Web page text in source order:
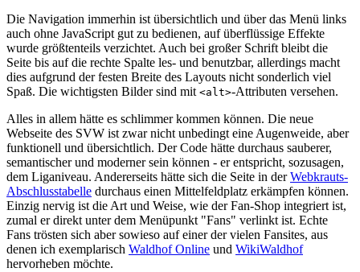
Die Navigation immerhin ist übersichtlich und über das Menü links
auch ohne JavaScript gut zu bedienen, auf überflüssige Effekte
wurde größtenteils verzichtet. Auch bei großer Schrift bleibt die
Seite bis auf die rechte Spalte les- und benutzbar, allerdings macht
dies aufgrund der festen Breite des Layouts nicht sonderlich viel
Spaß. Die wichtigsten Bilder sind mit <alt>-Attributen versehen.
Alles in allem hätte es schlimmer kommen können. Die neue
Webseite des SVW ist zwar nicht unbedingt eine Augenweide, aber
funktionell und übersichtlich. Der Code hätte durchaus sauberer,
semantischer und moderner sein können - er entspricht, sozusagen,
dem Liganiveau. Andererseits hätte sich die Seite in derWebkrauts-
Abschlusstabelle durchaus einen Mittelfeldplatz erkämpfen können.
Einzig nervig ist die Art und Weise, wie der Fan-Shop integriert ist,
zumal er direkt unter dem Menüpunkt "Fans" verlinkt ist. Echte
Fans trösten sich aber sowieso auf einer der vielen Fansites, aus
denen ich exemplarisch Waldhof Online und WikiWaldhof
hervorheben möchte.